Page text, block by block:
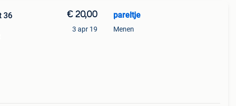
€ 20,00
3 apr 19
pareltje
Menen